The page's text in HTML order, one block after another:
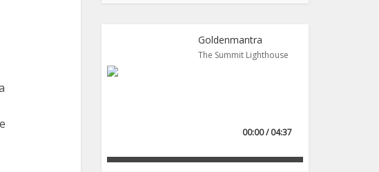
Goldenmantra
The Summit Lighthouse
00:00 / 04:37